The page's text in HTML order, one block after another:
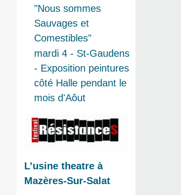
"Nous sommes
Sauvages et
Comestibles"
mardi 4 - St-Gaudens
- Exposition peintures
côté Halle pendant le
mois d'Aôut
L’usine theatre à
Mazères-Sur-Salat